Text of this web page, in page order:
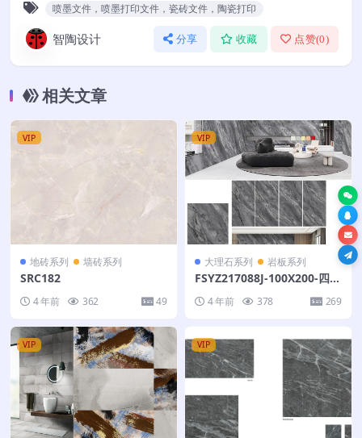
喷墨文件，喷墨打印文件，瓷砖文件，陶瓷打印
智陶设计 分享 收藏 点赞(0)
相关文章
VIP
地砖系列 墙砖系列
SRC182
4 年前 362 49
VIP
大理石系列 岩板系列
FSYZ217088J-100X200-四个
4 年前 378 269
VIP VIP